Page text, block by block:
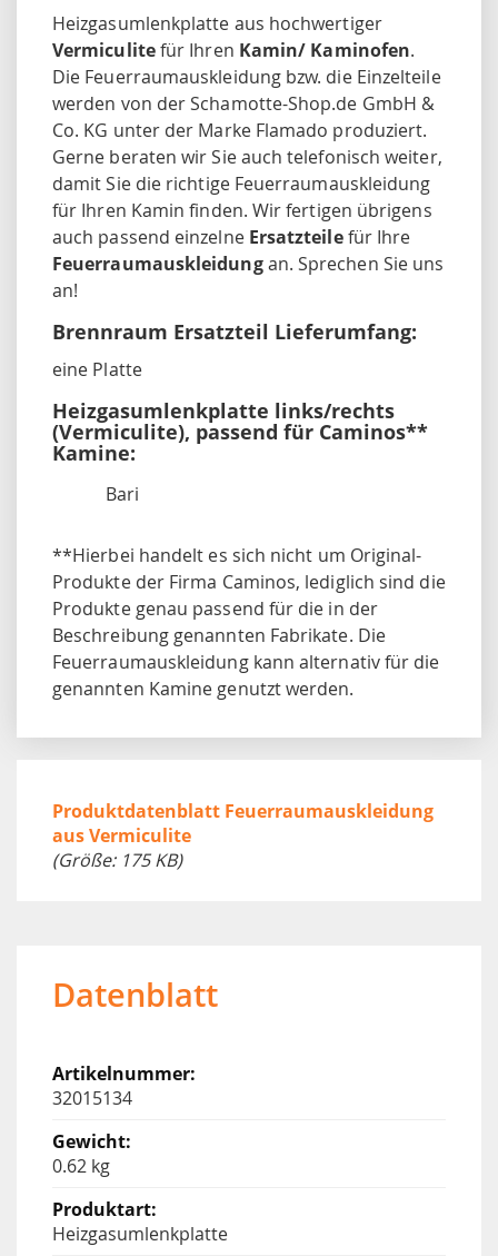
Heizgasumlenkplatte aus hochwertiger
Vermiculitefür Ihren Kamin/ Kaminofen.
Die Feuerraumauskleidung bzw. die Einzelteile
werden von der Schamotte-Shop.de GmbH &
Co. KG unter der Marke Flamado produziert.
Gerne beraten wir Sie auch telefonisch weiter,
damit Sie die richtige Feuerraumauskleidung
für Ihren Kamin finden. Wir fertigen übrigens
auch passend einzelne Ersatzteilefür Ihre
Feuerraumauskleidungan. Sprechen Sie uns
an!
Brennraum Ersatzteil Lieferumfang:
eine Platte
Heizgasumlenkplatte links/rechts
(Vermiculite), passend für Caminos**
Kamine:
Bari
**Hierbei handelt es sich nicht um Original-
Produkte der Firma Caminos, lediglich sind die
Produkte genau passend für die in der
Beschreibung genannten Fabrikate. Die
Feuerraumauskleidung kann alternativ für die
genannten Kamine genutzt werden.
Produktdatenblatt Feuerraumauskleidung
aus Vermiculite
(Größe: 175 KB)
Datenblatt
32015134
0.62 kg
Heizgasumlenkplatte